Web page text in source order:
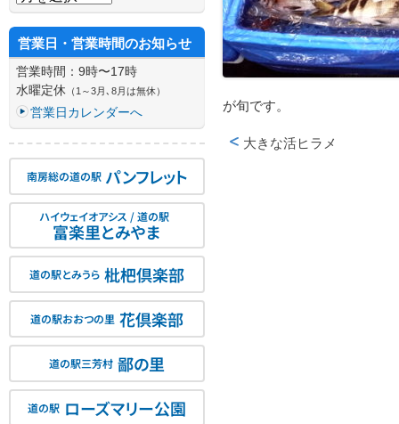
が旬です。
大きな活ヒラメ
営業日・営業時間のお知らせ
営業時間：9時〜17時
水曜定休 （1～3月､8月は無休）
営業日カレンダーへ
南房総の道の駅 パンフレット
ハイウェイオアシス / 道の駅
富楽里とみやま
道の駅とみうら 枇杷倶楽部
道の駅おおつの里 花倶楽部
道の駅三芳村 鄙の里
道の駅 ローズマリー公園